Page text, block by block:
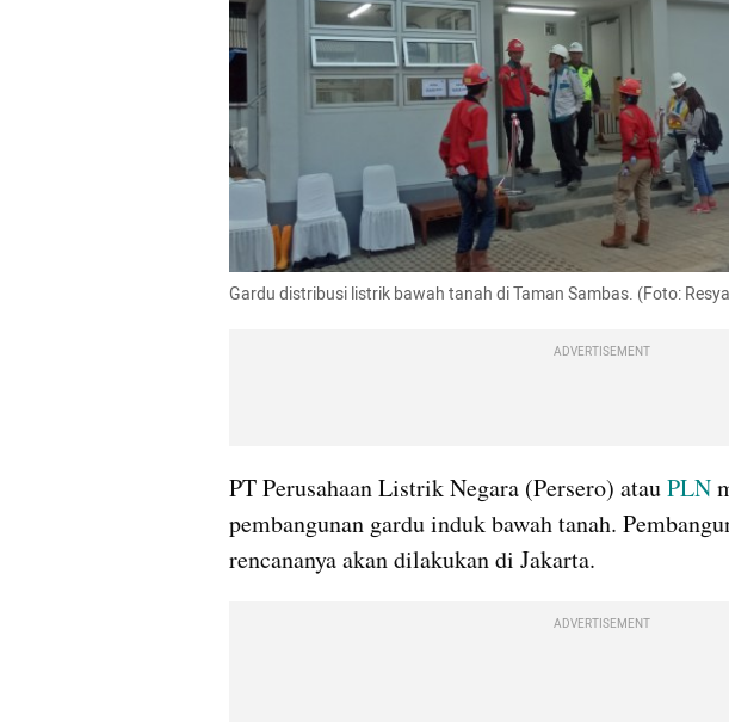
Gardu distribusi listrik bawah tanah di Taman Sambas. (Foto:
ADVERTISEMENT
PT Perusahaan Listrik Negara (Persero) atau PLN
pembangunan gardu induk bawah tanah.
rencananya akan dilakukan di Jakarta.
ADVERTISEMENT